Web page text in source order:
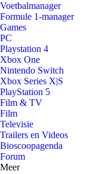
Voetbalmanager
Formule 1-manager
Games
PC
Playstation 4
Xbox One
Nintendo Switch
Xbox Series X|S
PlayStation 5
Film & TV
Film
Televisie
Trailers en Videos
Bioscoopagenda
Forum
Meer